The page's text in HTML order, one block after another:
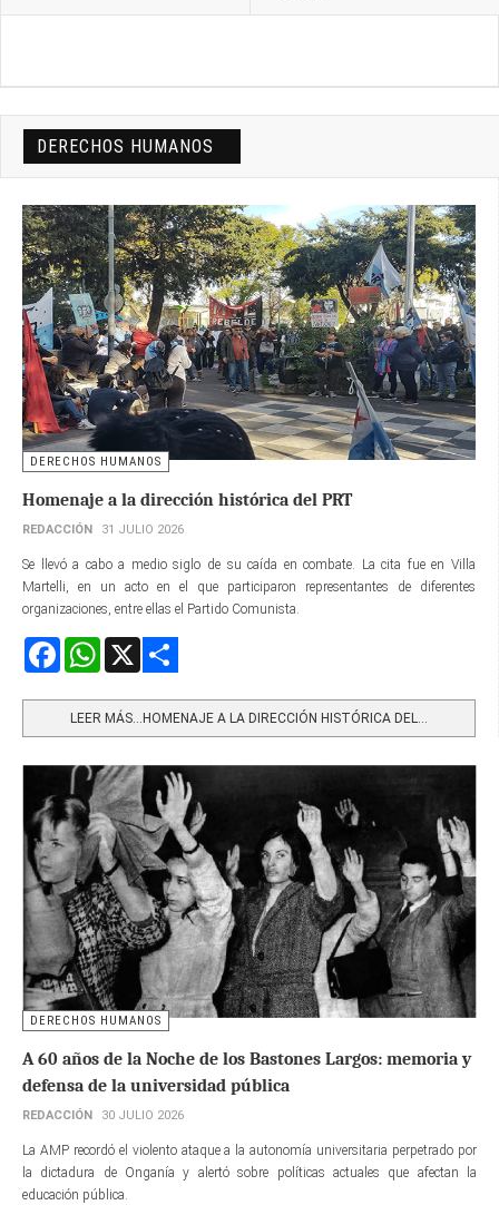
DERECHOS HUMANOS
DERECHOS HUMANOS
Homenaje a la dirección histórica del PRT
REDACCIÓN 31 JULIO 2026
Se llevó a cabo a medio siglo de su caída en combate. La cita fue en Villa
Martelli, en un acto en el que participaron representantes de diferentes
organizaciones, entre ellas el Partido Comunista.
FacebookWhatsApp
LEER MÁS…HOMENAJE A LA DIRECCIÓN HISTÓRICA DEL...
DERECHOS HUMANOS
A 60 años de la Noche de los Bastones Largos: memoria y
defensa de la universidad pública
REDACCIÓN 30 JULIO 2026
La AMP recordó el violento ataque a la autonomía universitaria perpetrado por
la dictadura de Onganía y alertó sobre políticas actuales que afectan la
educación pública.